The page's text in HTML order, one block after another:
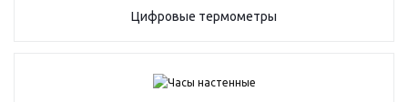
Цифровые термометры